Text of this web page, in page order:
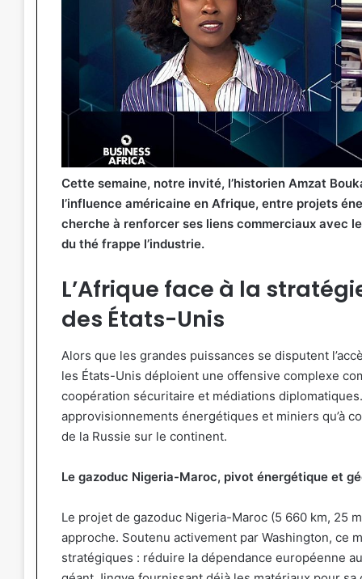
Cette semaine, notre invité, l’historien Amzat
l’influence américaine en Afrique, entre projets
cherche à renforcer ses liens commerciaux avec
du thé frappe l’industrie.
L’Afrique face à la
des États-Unis
Alors que les grandes puissances se disputent
les États-Unis déploient une offensive complexe
coopération sécuritaire et médiations
approvisionnements énergétiques et miniers qu’à
de la Russie sur le continent.
Le gazoduc Nigeria-Maroc, pivot énergétique et
Le projet de gazoduc Nigeria-Maroc (5 660 km, 25
approche. Soutenu activement par Washington, ce
stratégiques : réduire la dépendance européenne